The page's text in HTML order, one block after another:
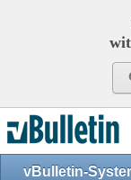
vBulletin-
Page Time:0,09770
Templates:24